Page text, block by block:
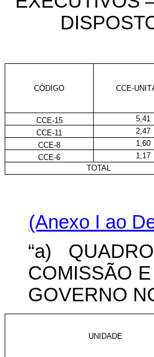
CÓDIGO CCE-
CCE-15 5,41
CCE-11
2,47
CCE-8
1,60
CCE-6
1,17
TOTAL
(Anexo I ao
“a)
COMISSÃO
GOVERNO
UNIDADE